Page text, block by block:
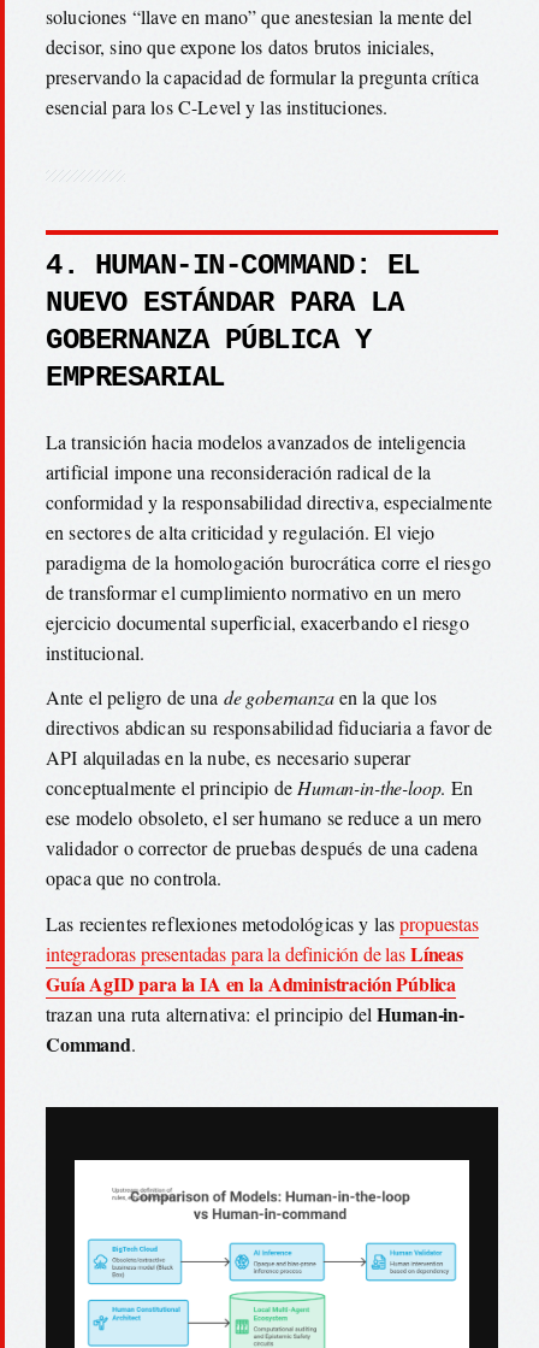
soluciones “llave en mano” que anestesian la mente del
decisor, sino que expone los datos brutos iniciales,
preservando la capacidad de formular la pregunta crítica
esencial para los C-Level y las instituciones.
4. HUMAN-IN-COMMAND: EL
NUEVO ESTÁNDAR PARA LA
GOBERNANZA PÚBLICA Y
EMPRESARIAL
La transición hacia modelos avanzados de inteligencia
artificial impone una reconsideración radical de la
conformidad y la responsabilidad directiva, especialmente
en sectores de alta criticidad y regulación. El viejo
paradigma de la homologación burocrática corre el riesgo
de transformar el cumplimiento normativo en un mero
ejercicio documental superficial, exacerbando el riesgo
institucional.
Ante el peligro de una de gobernanzaen la que los
directivos abdican su responsabilidad fiduciaria a favor de
API alquiladas en la nube, es necesario superar
conceptualmente el principio deHuman-in-the-loop. En
ese modelo obsoleto, el ser humano se reduce a un mero
validador o corrector de pruebas después de una cadena
opaca que no controla.
Las recientes reflexiones metodológicas y laspropuestas
integradoras presentadas para la definición de lasLíneas
Guía AgID para la IA en la Administración Pública
trazan una ruta alternativa: el principio delHuman-in-
Command.